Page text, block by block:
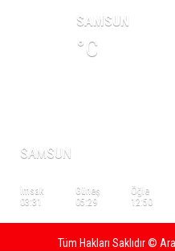
SAMSUN
°C
SAMSUN
İmsak
03:31
Güneş
05:29
Öğle
12:50
Tüm Hakları Saklıdır ©